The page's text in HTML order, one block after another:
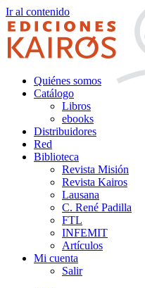
Ir al contenido
Quiénes somos
Catálogo
Libros
ebooks
Distribuidores
Red
Biblioteca
Revista Misión
Revista Kairos
Lausana
C. René Padilla
FTL
INFEMIT
Artículos
Mi cuenta
Salir